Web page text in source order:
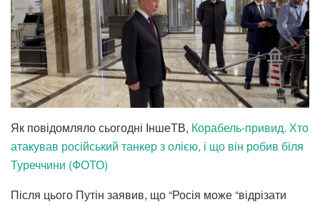
Як повідомляло сьогодні ІншеТВ, Корабель-привид. Хто
атакував російський танкер з олією, і що він робив біля
Туреччини (ФОТО)
Після цього Путін заявив, що “Росія може “відрізати